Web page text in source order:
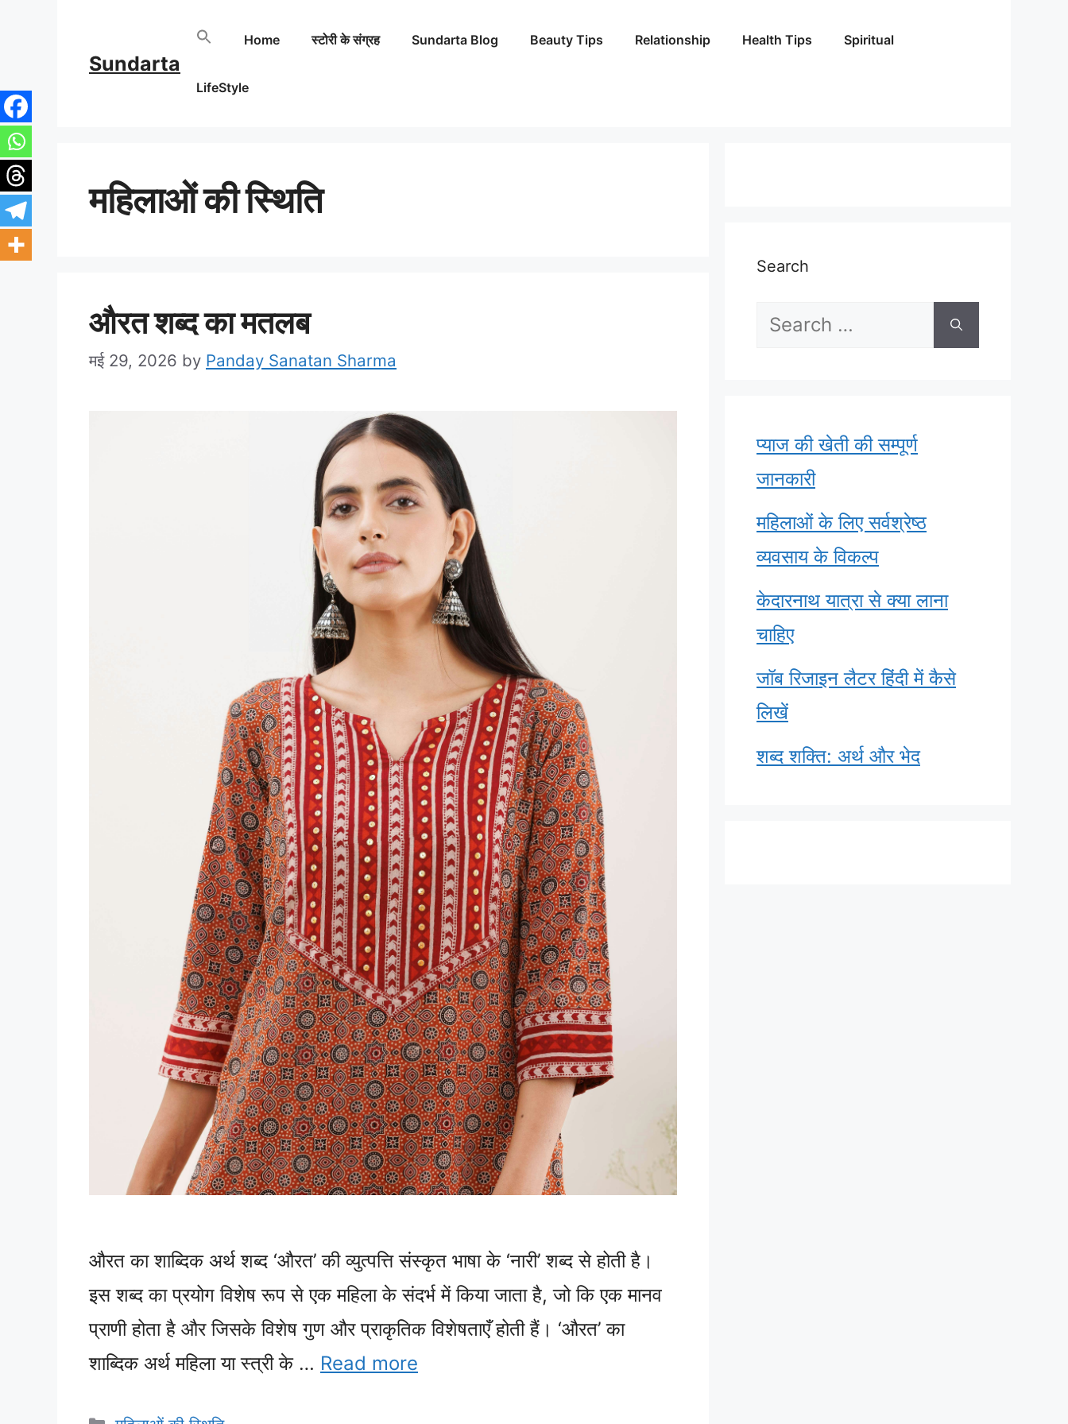
content
Sundarta
Home स्टोरी के संग्रह Sundarta Blog Beauty Tips Relationship Health Tips Spiritual
LifeStyle
महिलाओं की स्थिति
औरत शब्द का मतलब
मई 29, 2026 by Panday Sanatan Sharma
औरत का शाब्दिक अर्थ शब्द ‘औरत’ की व्युत्पत्ति संस्कृत भाषा के ‘नारी’ शब्द से होती है।
इस शब्द का प्रयोग विशेष रूप से एक महिला के संदर्भ में किया जाता है, जो कि एक मानव
प्राणी होता है और जिसके विशेष गुण और प्राकृतिक विशेषताएँ होती हैं। ‘औरत’ का
शाब्दिक अर्थ महिला या स्त्री के … Read more
Search
Search
प्याज की खेती की सम्पूर्ण
जानकारी
महिलाओं के लिए सर्वश्रेष्ठ
व्यवसाय के विकल्प
केदारनाथ यात्रा से क्या लाना
चाहिए
जॉब रिजाइन लैटर हिंदी में कैसे
लिखें
शब्द शक्ति: अर्थ और भेद